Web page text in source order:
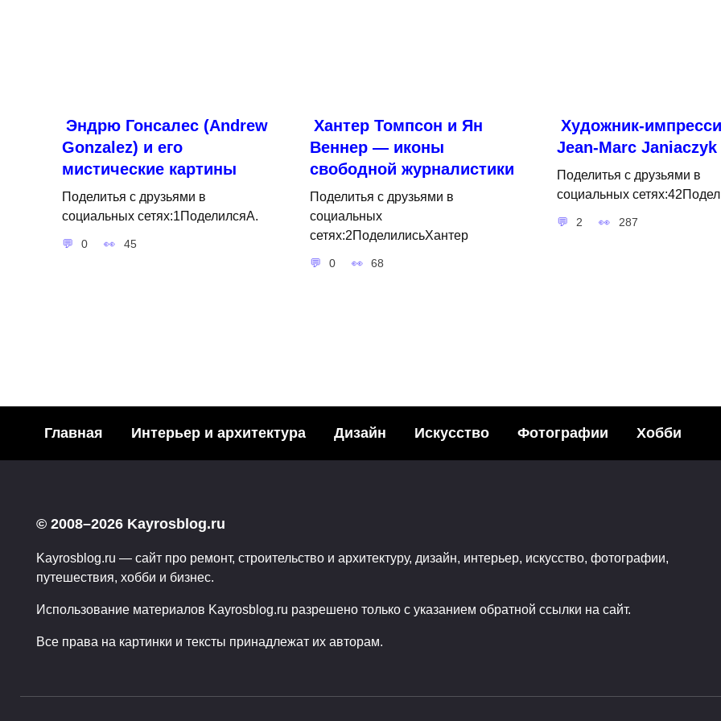
Эндрю Гонсалес (Andrew
Gonzalez) и его
мистические картины
Поделитья с друзьями в
социальных сетях:1ПоделилсяA.
0 45
Хантер Томпсон и Ян
Веннер — иконы
свободной журналистики
Поделитья с друзьями в
социальных
сетях:2ПоделилисьХантер
0 68
Художник-
Jean-Marc Janiaczyk
Поделитья с друзьями в
социальных
2 287
подстаканники… или
эстетика питья
Поделитья с друзьями в
социальных сетях:68Поделились
Мехико
Главная Интерьер и архитектура Дизайн Искусство Фотографии Хобби
© 2008–2026 Kayrosblog.ru
Kayrosblog.ru — сайт про ремонт, строительство и архитектуру, дизайн, интерьер, искусство, фотографии,
путешествия, хобби и бизнес.
Использование материалов Kayrosblog.ru разрешено только с указанием обратной ссылки на сайт.
Все права на картинки и тексты принадлежат их авторам.